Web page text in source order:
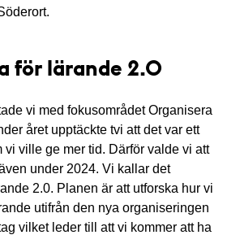
för lärande 2.0
vi med fokusområdet Organisera
året upptäckte tvi att det var ett
vi ville ge mer tid. Därför valde vi att
under 2024. Vi kallar det
2.0. Planen är att utforska hur vi
utifrån den nya organiseringen
vilket leder till att vi kommer att ha